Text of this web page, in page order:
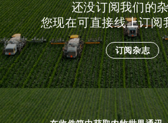
还没订阅我们的
您现在可直接线上订阅
订阅杂志